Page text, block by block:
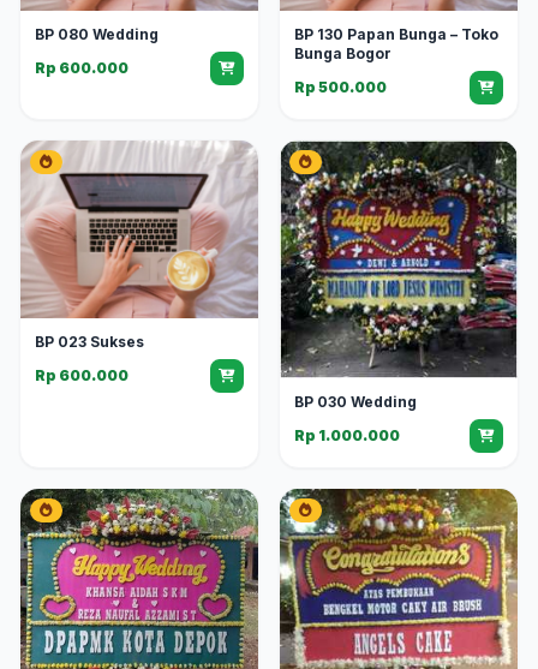
BP 080 Wedding
Rp 600.000
BP 130 Papan Bunga – Toko
Bunga Bogor
Rp 500.000
BP 023 Sukses
Rp 600.000
BP 030 Wedding
Rp 1.000.000